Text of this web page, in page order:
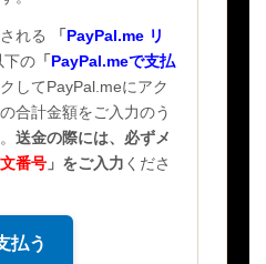
れる 「PayPal.me リ
下の 「PayPal.meで支払
してPayPal.meにアク
合計金額をご入力のう
送金の際には、必ずメ
番号 」 をご入力 くださ
払う